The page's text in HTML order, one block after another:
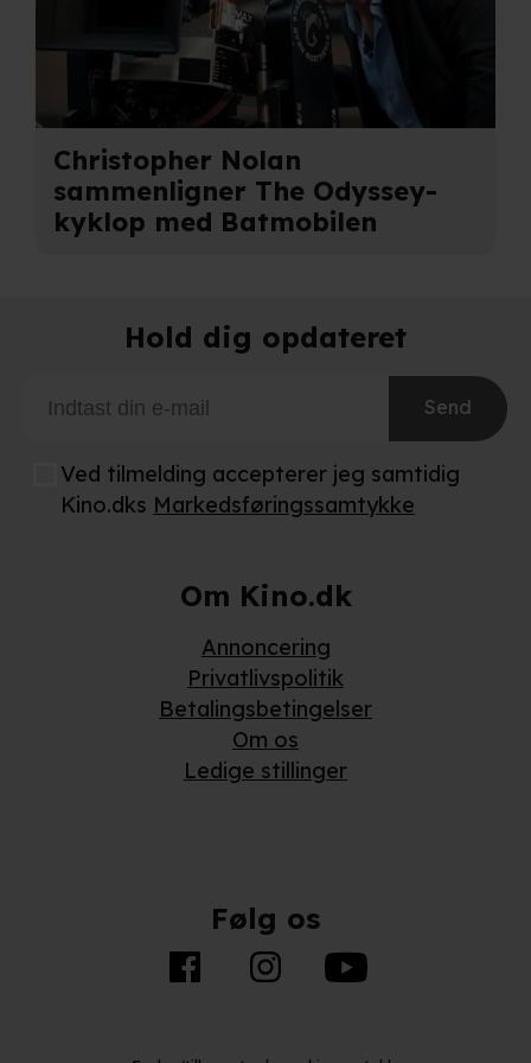
Christopher Nolan
sammenligner The Odyssey-
kyklop med Batmobilen
Hold dig opdateret
Send
Ved tilmelding accepterer jeg samtidig
Kino.dks Markedsføringssamtykke
Om Kino.dk
Annoncering
Privatlivspolitik
Betalingsbetingelser
Om os
Ledige stillinger
Følg os